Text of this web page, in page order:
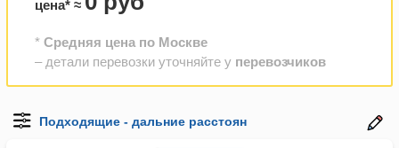
цена* ≈
* Средняя цена по Москве
– детали перевозки уточняйте у перевозчиков